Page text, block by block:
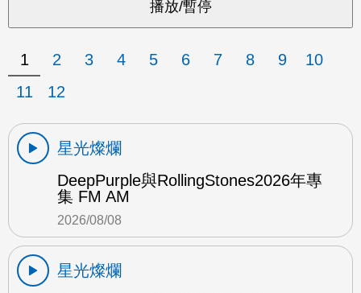
1 2 3 4 5 6 7 8 9
10
11
12
星光燦爛
DeepPurple與RollingStones2026年專
集 FM AM
2026/08/08
星光燦爛